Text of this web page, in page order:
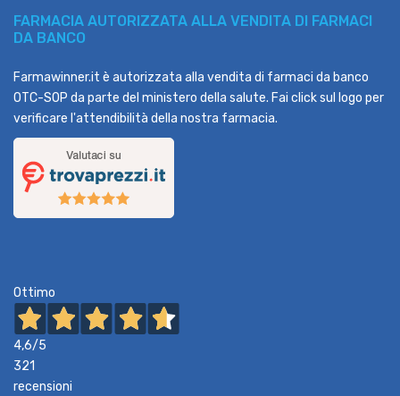
FARMACIA AUTORIZZATA ALLA VENDITA DI FARMACI
DA BANCO
Farmawinner.it è autorizzata alla vendita di farmaci da banco
OTC-SOP da parte del ministero della salute. Fai click sul logo per
verificare l'attendibilità della nostra farmacia.
Ottimo
4,6/5
321
recensioni